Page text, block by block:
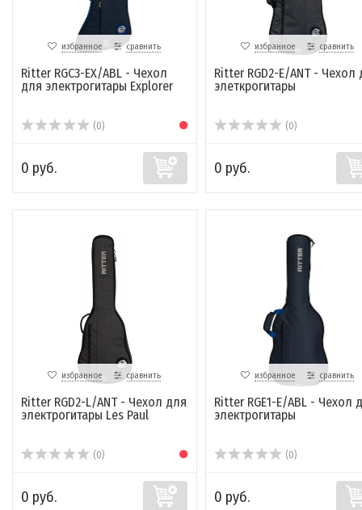
избранное сравнить
Ritter RGC3-EX/ABL - Чехол
для электрогитары Explorer
(0)
0 руб.
избранное сравнить
Ritter RGD2-E/ANT - Чехол
элеткрогитары
(0)
0 руб.
избранное сравнить
Ritter RGD2-L/ANT - Чехол для
электрогитары Les Paul
(0)
0 руб.
избранное сравнить
Ritter RGE1-E/ABL - Чехол
электрогитары
(0)
0 руб.